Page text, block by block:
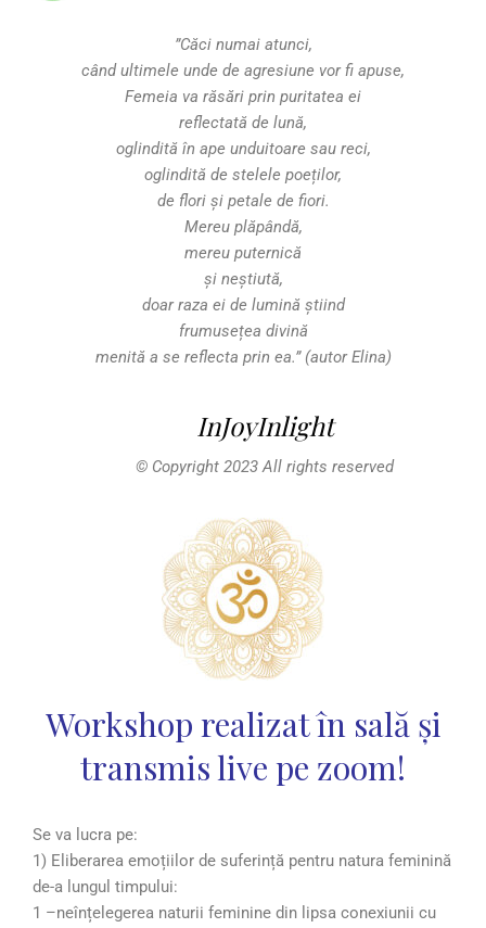
”Căci numai atunci,
când ultimele unde de agresiune vor fi apuse,
Femeia va răsări prin puritatea ei
reflectată de lună,
oglindită în ape unduitoare sau reci,
oglindită de stelele poeților,
de flori și petale de fiori.
Mereu plăpândă,
mereu puternică
și neștiută,
doar raza ei de lumină știind
frumusețea divină
menită a se reflecta prin ea.” (autor Elina)
InJoyInlight
© Copyright 2023 All rights reserved
Workshop realizat în sală și
transmis live pe zoom!
Se va lucra pe:
1) Eliberarea emoțiilor de suferință pentru natura feminină
de-a lungul timpului:
1 –neînțelegerea naturii feminine din lipsa conexiunii cu